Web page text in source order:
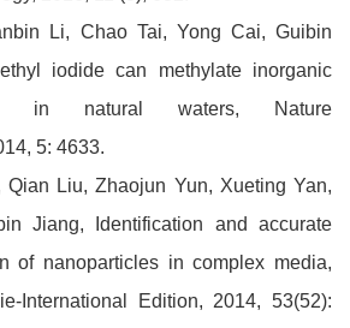
Li, Chao Tai, Yong Cai, Guibin
iodide can methylate inorganic
in natural waters, Nature
5: 4633.
Liu, Zhaojun Yun, Xueting Yan,
Jiang, Identification and accurate
of nanoparticles in complex media,
International Edition, 2014, 53(52):